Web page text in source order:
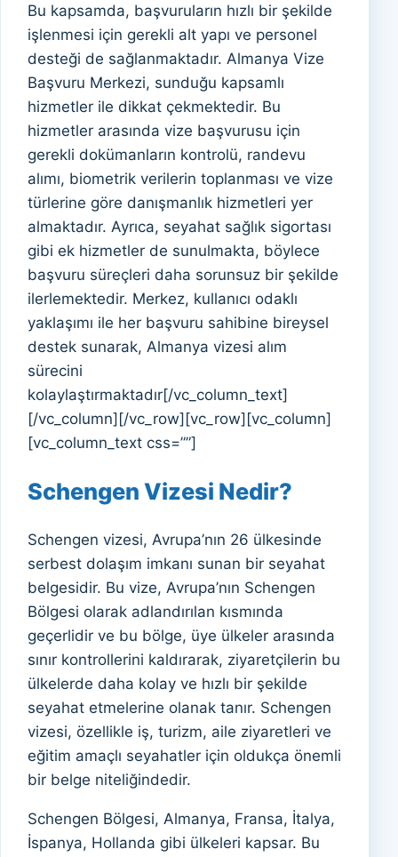
Bu kapsamda, başvuruların hızlı bir şekilde
işlenmesi için gerekli alt yapı ve personel
desteği de sağlanmaktadır. Almanya Vize
Başvuru Merkezi, sunduğu kapsamlı
hizmetler ile dikkat çekmektedir. Bu
hizmetler arasında vize başvurusu için
gerekli dokümanların kontrolü, randevu
alımı, biometrik verilerin toplanması ve vize
türlerine göre danışmanlık hizmetleri yer
almaktadır. Ayrıca, seyahat sağlık sigortası
gibi ek hizmetler de sunulmakta, böylece
başvuru süreçleri daha sorunsuz bir şekilde
ilerlemektedir. Merkez, kullanıcı odaklı
yaklaşımı ile her başvuru sahibine bireysel
destek sunarak, Almanya vizesi alım
sürecini
kolaylaştırmaktadır[/vc_column_text]
[/vc_column][/vc_row][vc_row][vc_column]
[vc_column_text css=””]
Schengen Vizesi Nedir?
Schengen vizesi, Avrupa’nın 26 ülkesinde
serbest dolaşım imkanı sunan bir seyahat
belgesidir. Bu vize, Avrupa’nın Schengen
Bölgesi olarak adlandırılan kısmında
geçerlidir ve bu bölge, üye ülkeler arasında
sınır kontrollerini kaldırarak, ziyaretçilerin bu
ülkelerde daha kolay ve hızlı bir şekilde
seyahat etmelerine olanak tanır. Schengen
vizesi, özellikle iş, turizm, aile ziyaretleri ve
eğitim amaçlı seyahatler için oldukça önemli
bir belge niteliğindedir.
Schengen Bölgesi, Almanya, Fransa, İtalya,
İspanya, Hollanda gibi ülkeleri kapsar. Bu